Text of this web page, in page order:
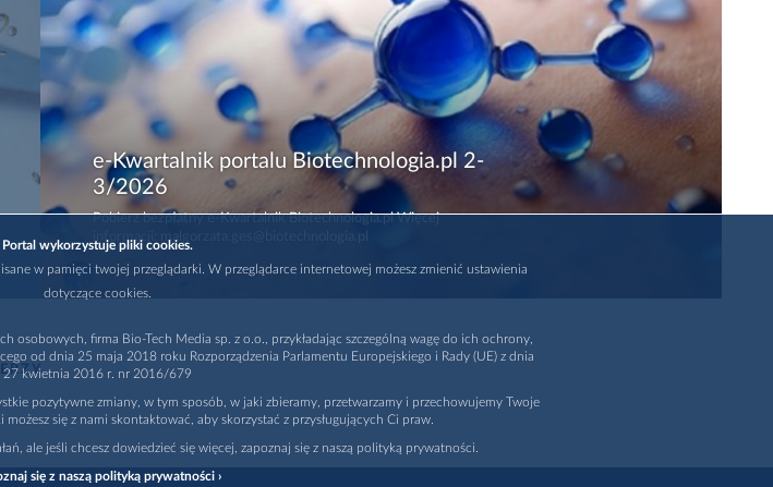
e-Kwartalnik portalu Biotechnologia.pl 2-
3/2026
Pobierz bezpłatny e-Kwartalnik Biotechnologia.pl Więcej
Portal wykorzystuje pliki cookies.
w pamięci twojej przeglądarki. W przeglądarce internetowej możesz zmienić ustawienia
dotyczące cookies.
osobowych, firma Bio-Tech Media sp. z o.o., przykładając szczególną wagę do ich ochrony,
od dnia 25 maja 2018 roku Rozporządzenia Parlamentu Europejskiego i Rady (UE) z dnia
27 kwietnia 2016 r. nr 2016/679
pozytywne zmiany, w tym sposób, w jaki zbieramy, przetwarzamy i przechowujemy Twoje
się z nami skontaktować, aby skorzystać z przysługujących Ci praw.
ale jeśli chcesz dowiedzieć się więcej, zapoznaj się z naszą polityką prywatności.
się z naszą polityką prywatności ›